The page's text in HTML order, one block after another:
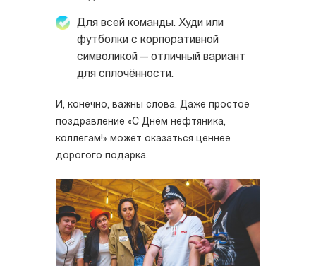
Для всей команды. Худи или
футболки с корпоративной
символикой — отличный вариант
для сплочённости.
И, конечно, важны слова. Даже простое
поздравление «С Днём нефтяника,
коллегам!» может оказаться ценнее
дорогого подарка.